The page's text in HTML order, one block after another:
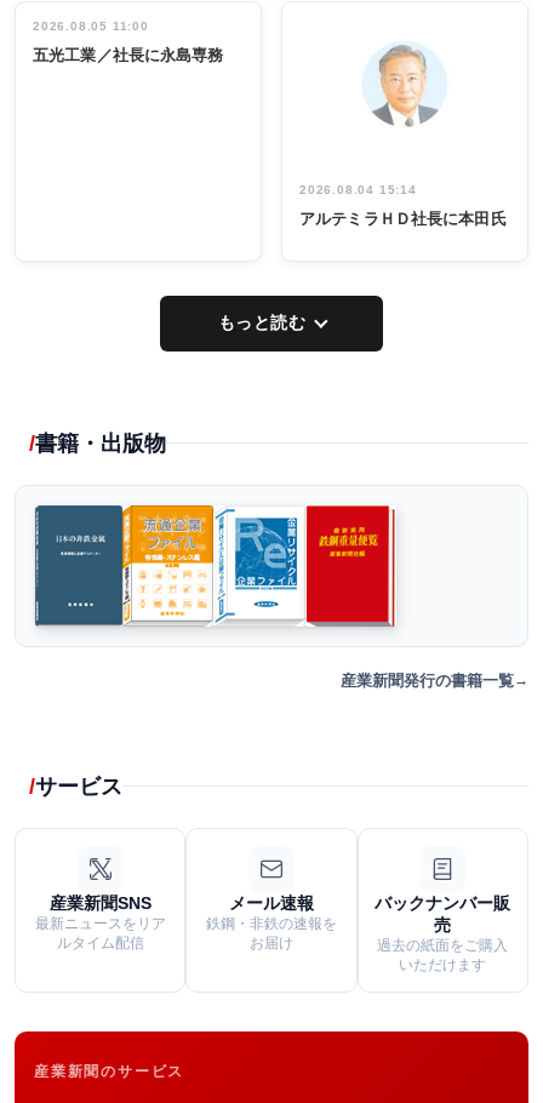
インタビュ
ー／社内ア
祝う 業界関
係者ら220人
出席
2026.08.05 11:00
五光工業／社長に永島専務
2026.08.04 15:14
アルテミラＨＤ社長に本田氏
もっと読む
書籍・出版物
産業新聞発行の書籍一覧
サービス
産業新聞SNS
最新ニュースをリア
ルタイム配信
メール速報
鉄鋼・非鉄の速報を
お届け
バックナンバー販
売
過去の紙面をご購入
いただけます
産業新聞のサービス